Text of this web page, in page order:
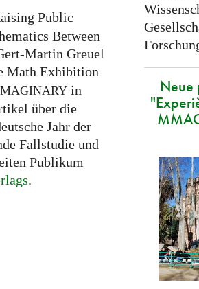
Public
Between
Martin Greuel
Math Exhibition
in
über die
Jahr der
Fallstudie und
Publikum
.
Neue